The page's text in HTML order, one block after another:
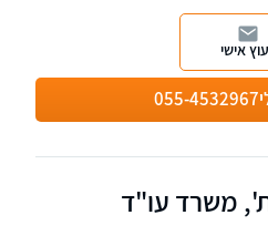
ומספק פתרונות
בזכות ניסיונו העשיר
055-4532967
אישי
משרד עו"ד